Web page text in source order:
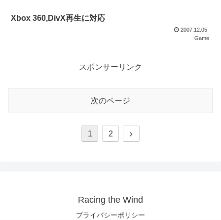
Xbox 360,DivX再生に対応
2007.12.05
Game
スポンサーリンク
次のページ
1 2
Racing the Wind
プライバシーポリシー